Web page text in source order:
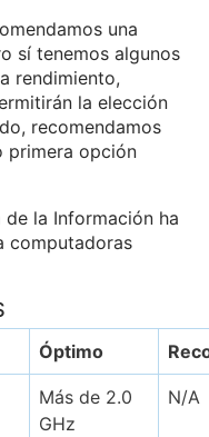
una
sí tenemos algunos
rendimiento,
la elección
recomendamos
primera opción
la Información ha
computadoras
Óptimo
Más de 2.0
GHz
N/A